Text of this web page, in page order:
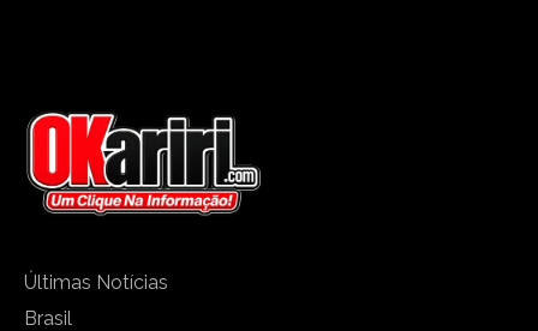
Últimas Notícias
Brasil